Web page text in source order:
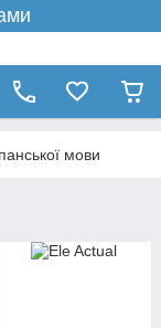
мови